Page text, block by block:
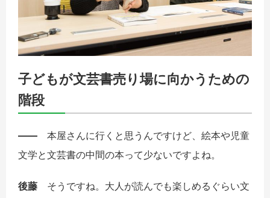
子どもが文芸書売り場に向かうための
階段
―― 本屋さんに行くと思うんですけど、絵本や児童
文学と文芸書の中間の本って少ないですよね。
後藤 そうですね。大人が読んでも楽しめるぐらい文